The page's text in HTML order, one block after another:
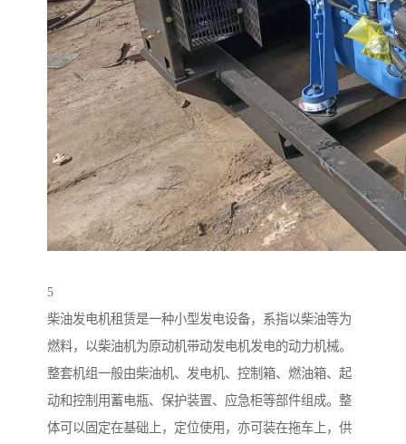
5
柴油发电机租赁是一种小型发电设备，系指以柴油等为
燃料，以柴油机为原动机带动发电机发电的动力机械。
整套机组一般由柴油机、发电机、控制箱、燃油箱、起
动和控制用蓄电瓶、保护装置、应急柜等部件组成。整
体可以固定在基础上，定位使用，亦可装在拖车上，供